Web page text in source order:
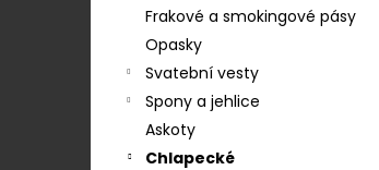
Frakové a smokingové pásy
Opasky
Svatební vesty
Spony a jehlice
Askoty
Chlapecké